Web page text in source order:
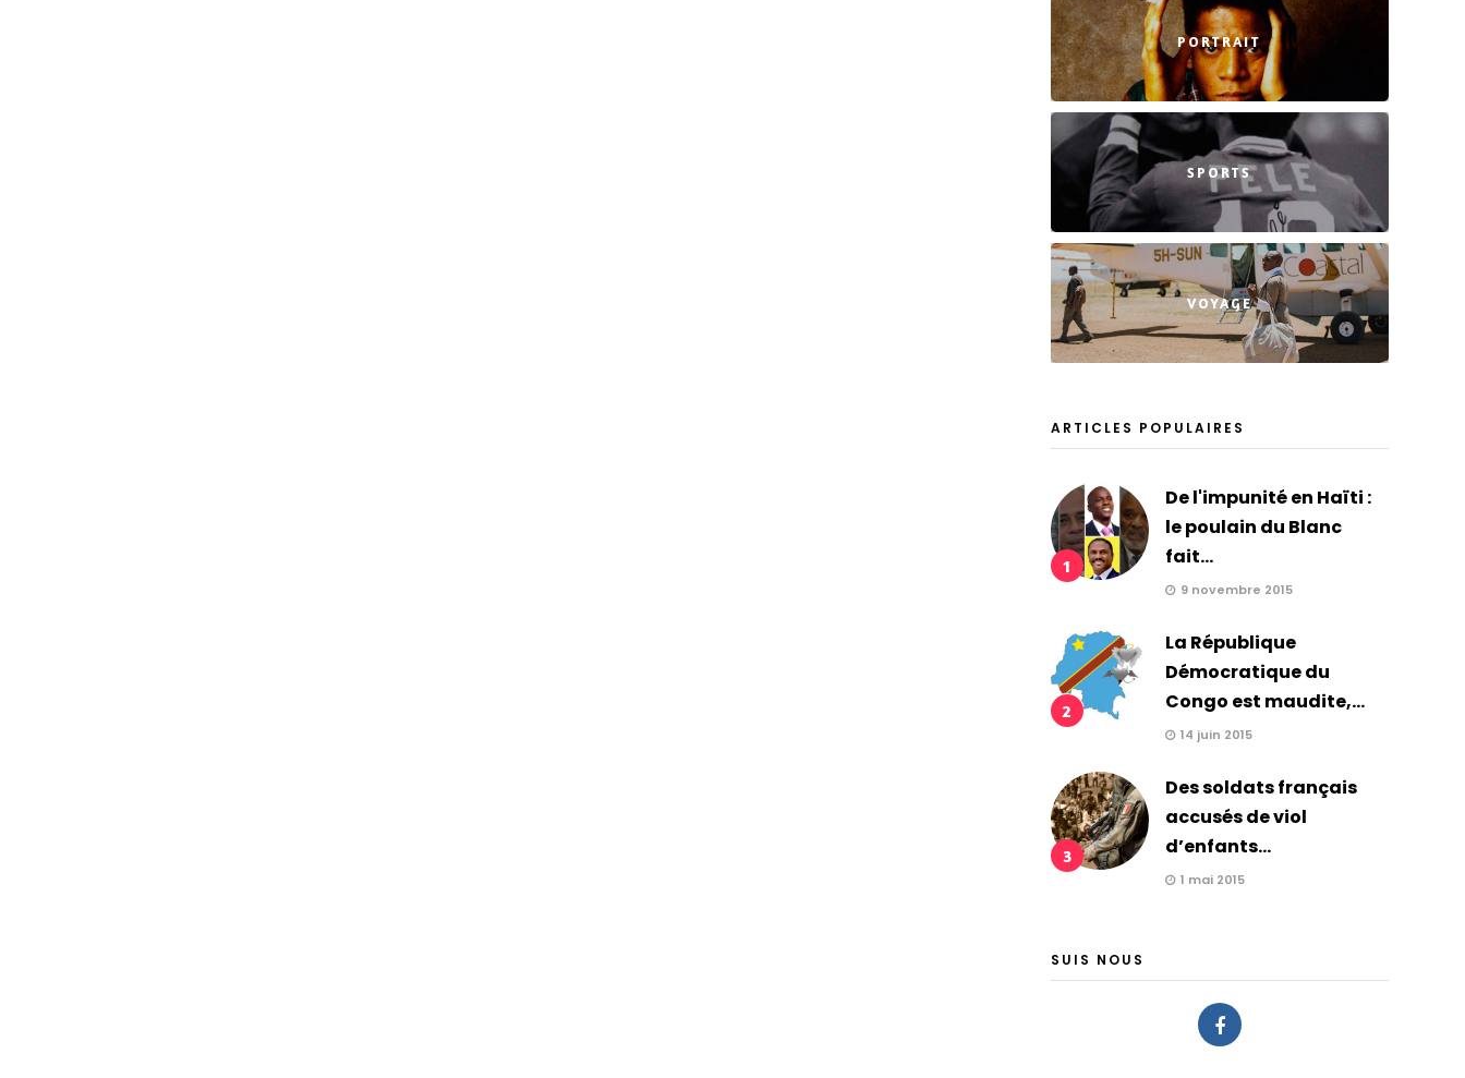
PORTRAIT
SPORTS
VOYAGE
ARTICLES POPULAIRES
1
De l'impunité en Haïti :
le poulain du Blanc
fait...
9 novembre 2015
2
La République
Démocratique du
Congo est maudite,...
14 juin 2015
3
Des soldats français
accusés de viol
d’enfants...
1 mai 2015
SUIS NOUS